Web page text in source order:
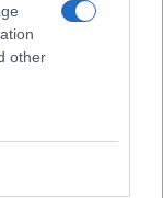
other
news